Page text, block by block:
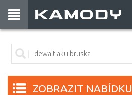
ZOBRAZIT NABÍDKU